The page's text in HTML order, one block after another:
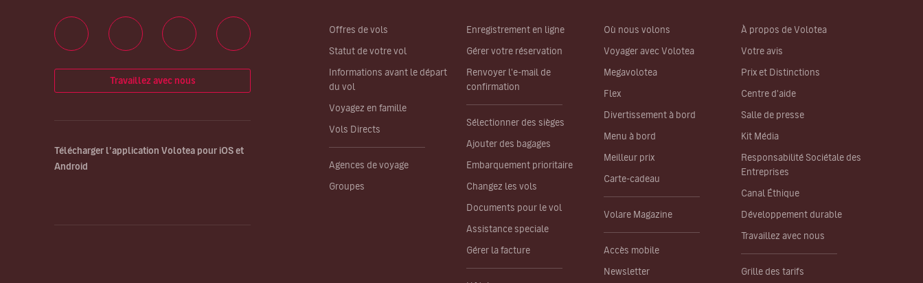
Offres de vols
Statut de votre vol
Informations avant le départ
du vol
Voyagez en famille
Vols Directs
Agences de voyage
Groupes
Enregistrement en ligne
Gérer votre réservation
Renvoyer l'e-mail de
confirmation
Sélectionner des sièges
Ajouter des bagages
Embarquement prioritaire
Changez les vols
Documents pour le vol
Assistance speciale
Gérer la facture
Où nous volons
Voyager avec Volotea
Megavolotea
Flex
Divertissement à bord
Menu à bord
Meilleur prix
Carte-cadeau
Volare Magazine
Accès mobile
Newsletter
À propos de Volotea
Votre avis
Prix et Distinctions
Centre d'aide
Salle de presse
Kit Média
Responsabilité Sociétale des
Entreprises
Canal Éthique
Développement durable
Travaillez avec nous
Grille des tarifs
Travaillez avec nous
Télécharger l’application Volotea pour iOS et
Android